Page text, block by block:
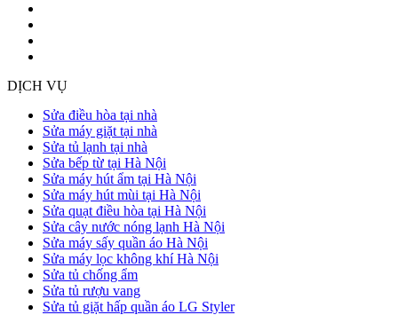
DỊCH VỤ
Sửa điều hòa tại nhà
Sửa máy giặt tại nhà
Sửa tủ lạnh tại nhà
Sửa bếp từ tại Hà Nội
Sửa máy hút ẩm tại Hà Nội
Sửa máy hút mùi tại Hà Nội
Sửa quạt điều hòa tại Hà Nội
Sửa cây nước nóng lạnh Hà Nội
Sửa máy sấy quần áo Hà Nội
Sửa máy lọc không khí Hà Nội
Sửa tủ chống ẩm
Sửa tủ rượu vang
Sửa tủ giặt hấp quần áo LG Styler